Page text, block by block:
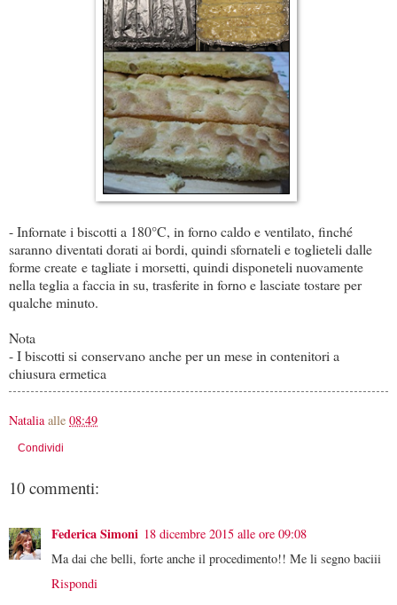
- Infornate i biscotti a 180°C, in forno caldo e ventilato, finché
saranno diventati dorati ai bordi, quindi sfornateli e toglieteli dalle
forme create e tagliate i morsetti, quindi disponeteli nuovamente
nella teglia a faccia in su, trasferite in forno e lasciate tostare per
qualche minuto.
Nota
- I biscotti si conservano anche per un mese in contenitori a
chiusura ermetica
Natalia alle 08:49
Condividi
10 commenti:
Federica Simoni 18 dicembre 2015 alle ore 09:08
Ma dai che belli, forte anche il procedimento!! Me li segno baciii
Rispondi